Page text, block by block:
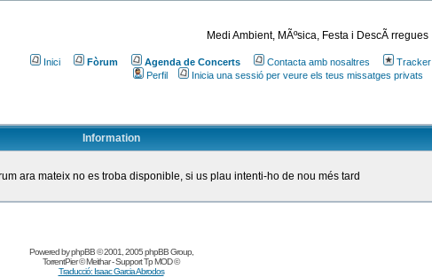
Medi Ambient, MÃºsica, Festa i DescÃ rregues
Inici Fòrum Agenda de Concerts Contacta amb nosaltres Tracker
Perfil
Inicia una sessió per veure els teus missatges privats
Information
ara mateix no es troba disponible, si us plau intenti-ho de nou més tard
Powered byphpBB© 2001, 2005 phpBB Group,
TorrentPier© Meithar - SupportTp MOD©
Traducció: Isaac Garcia Abrodos